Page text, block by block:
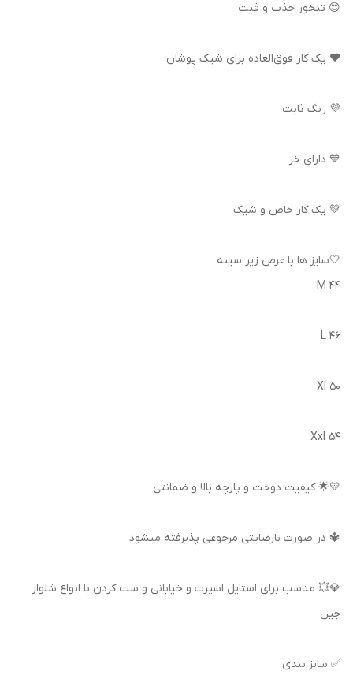
😍 تنخور جذب و فیت
❤️ یک کار فوق‌العاده برای شیک پوشان
💜 رنگ ثابت
💙 دارای خز
💚 یک کار خاص و شیک
🤍سایز ها با عرض زیر سینه
M 44
L 46
Xl 50
Xxl 54
💛🌟 کیفیت دوخت و پارچه بالا و ضمانتی
🔱 در صورت نارضایتی مرجوعی پذیرفته میشود
💎💥 مناسب برای استایل اسپرت و خیابانی و ست کردن با انواع شلوار
جین
✅ سایز بندی